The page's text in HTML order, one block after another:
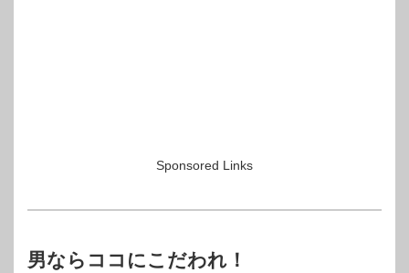
Sponsored Links
男ならココにこだわれ！